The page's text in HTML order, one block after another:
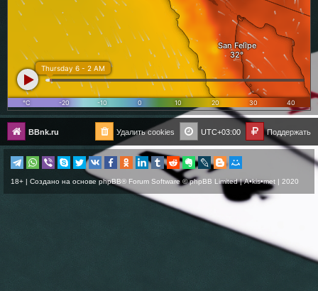
BBnk.ru Поддержать
UTC+03:00
Удалить cookies
18+ | Создано на основе phpBB® Forum Software © phpBB Limited |A•kis•met | 2020